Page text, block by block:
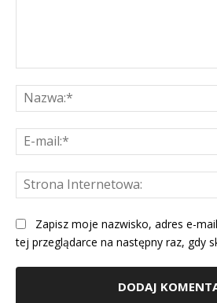
Zapisz moje nazwisko, adres e-
tej przeglądarce na następny raz, gdy